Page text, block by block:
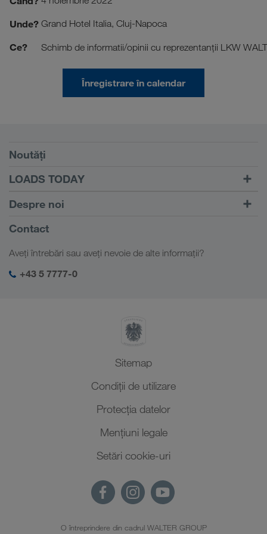
Unde? Grand Hotel Italia, Cluj-Napoca
Ce? Schimb de informatii/opinii cu reprezentanții LKW
Înregistrare în calendar
Condiții
Noutăți
LOADS TODAY
Căutare transport cu
LOADS TODAY
Aflați mai multe
Către autentificare
Despre noi
Informații despre firma noastră
Management SHEQ
Contact
Aveți întrebări sau aveți nevoie de alte informații?
+43 5 7777-0
Sitemap
Condiții de utilizare
Protecţia datelor
Mențiuni legale
Setări cookie-uri
O întreprindere din cadrul WALTER GROUP